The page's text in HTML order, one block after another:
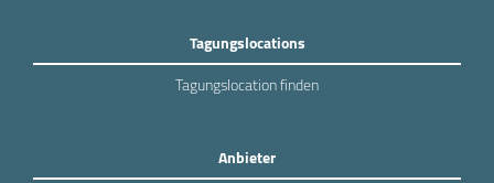
Tagungslocations
Tagungslocation finden
Anbieter